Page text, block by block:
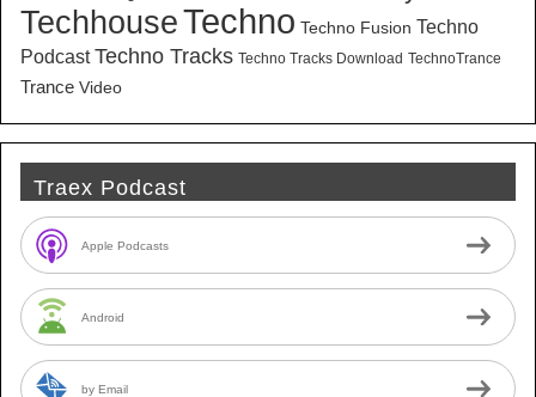
TechhouseTechno Techno Fusion Techno
Podcast Techno Tracks Techno Tracks Download TechnoTrance
Trance Video
Traex Podcast
Apple Podcasts
Android
by Email